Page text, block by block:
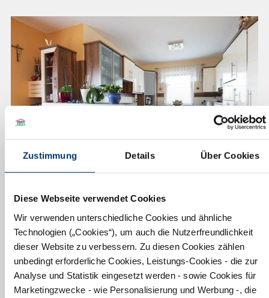
Zustimmung Details Über Cookies
Diese Webseite verwendet Cookies
Wir verwenden unterschiedliche Cookies und ähnliche
Technologien („Cookies“), um auch die Nutzerfreundlichkeit
dieser Website zu verbessern. Zu diesen Cookies zählen
unbedingt erforderliche Cookies, Leistungs-Cookies - die zur
Analyse und Statistik eingesetzt werden - sowie Cookies für
Marketingzwecke - wie Personalisierung und Werbung -, die